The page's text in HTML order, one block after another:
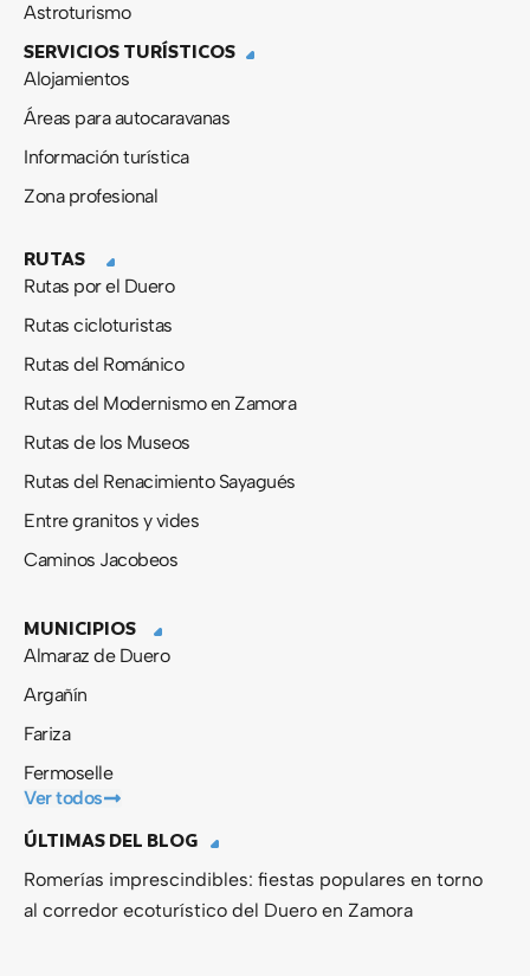
Astroturismo
SERVICIOS TURÍSTICOS
Alojamientos
Áreas para autocaravanas
Información turística
Zona profesional
RUTAS
Rutas por el Duero
Rutas cicloturistas
Rutas del Románico
Rutas del Modernismo en Zamora
Rutas de los Museos
Rutas del Renacimiento Sayagués
Entre granitos y vides
Caminos Jacobeos
MUNICIPIOS
Almaraz de Duero
Argañín
Fariza
Fermoselle
Ver todos
ÚLTIMAS DEL BLOG
Romerías imprescindibles: fiestas populares en torno
al corredor ecoturístico del Duero en Zamora